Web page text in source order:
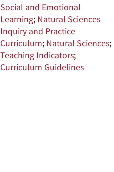
Social and Emotional
Learning; Natural Sciences
Inquiry and Practice
Curriculum; Natural Sciences;
Teaching Indicators;
Curriculum Guidelines